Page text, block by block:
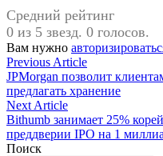
Средний рейтинг
0 из 5 звезд. 0 голосов.
Вам нужно
Навигация
по
записям
Previous ArticlePrevious
article:
JPMorgan позволит
предлагать хранение
Next ArticleNext
article:
Bithumb занимает 25%
преддверии IPO на 1
Поиск